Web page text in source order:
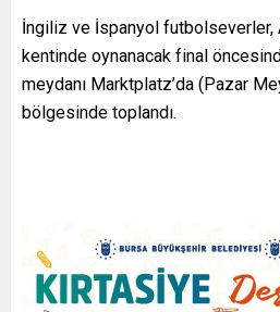
İngiliz ve İspanyol futbolseverler,
kentinde oynanacak final
meydanı Marktplatz’da (Pazar
bölgesinde toplandı.